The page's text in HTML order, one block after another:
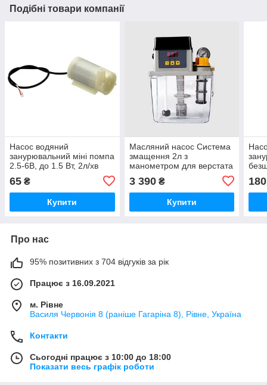
Подібні товари компанії
Насос водяний
занурювальний міні помпа
2.5-6В, до 1.5 Вт, 2л/хв
65 ₴
Купити
Масляний насос Система
змащення 2л з
манометром для верстата
3 390₴
Купити
180
Про нас
95% позитивних з 704 відгуків за рік
Працює з 16.09.2021
м. Рівне
Василя Червонія 8 (раніше Гагаріна 8), Рівне, Україна
Контакти
Сьогодні працює з 10:00 до 18:00
Показати весь графік роботи